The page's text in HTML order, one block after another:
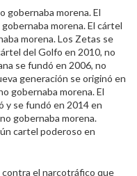
gobernaba morena. El
morena. El cártel
morena. Los Zetas se
del Golfo en 2010, no
se fundó en 2006, no
generación se originó en
gobernaba morena. El
y se fundó en 2014 en
gobernaba morena.
cartel poderoso en
contra el narcotráfico que